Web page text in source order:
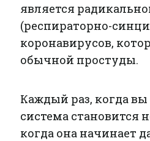
является
(респираторно-
коронавирусов,
обычной простуды.
Каждый раз, когда
система становится
когда она начинает